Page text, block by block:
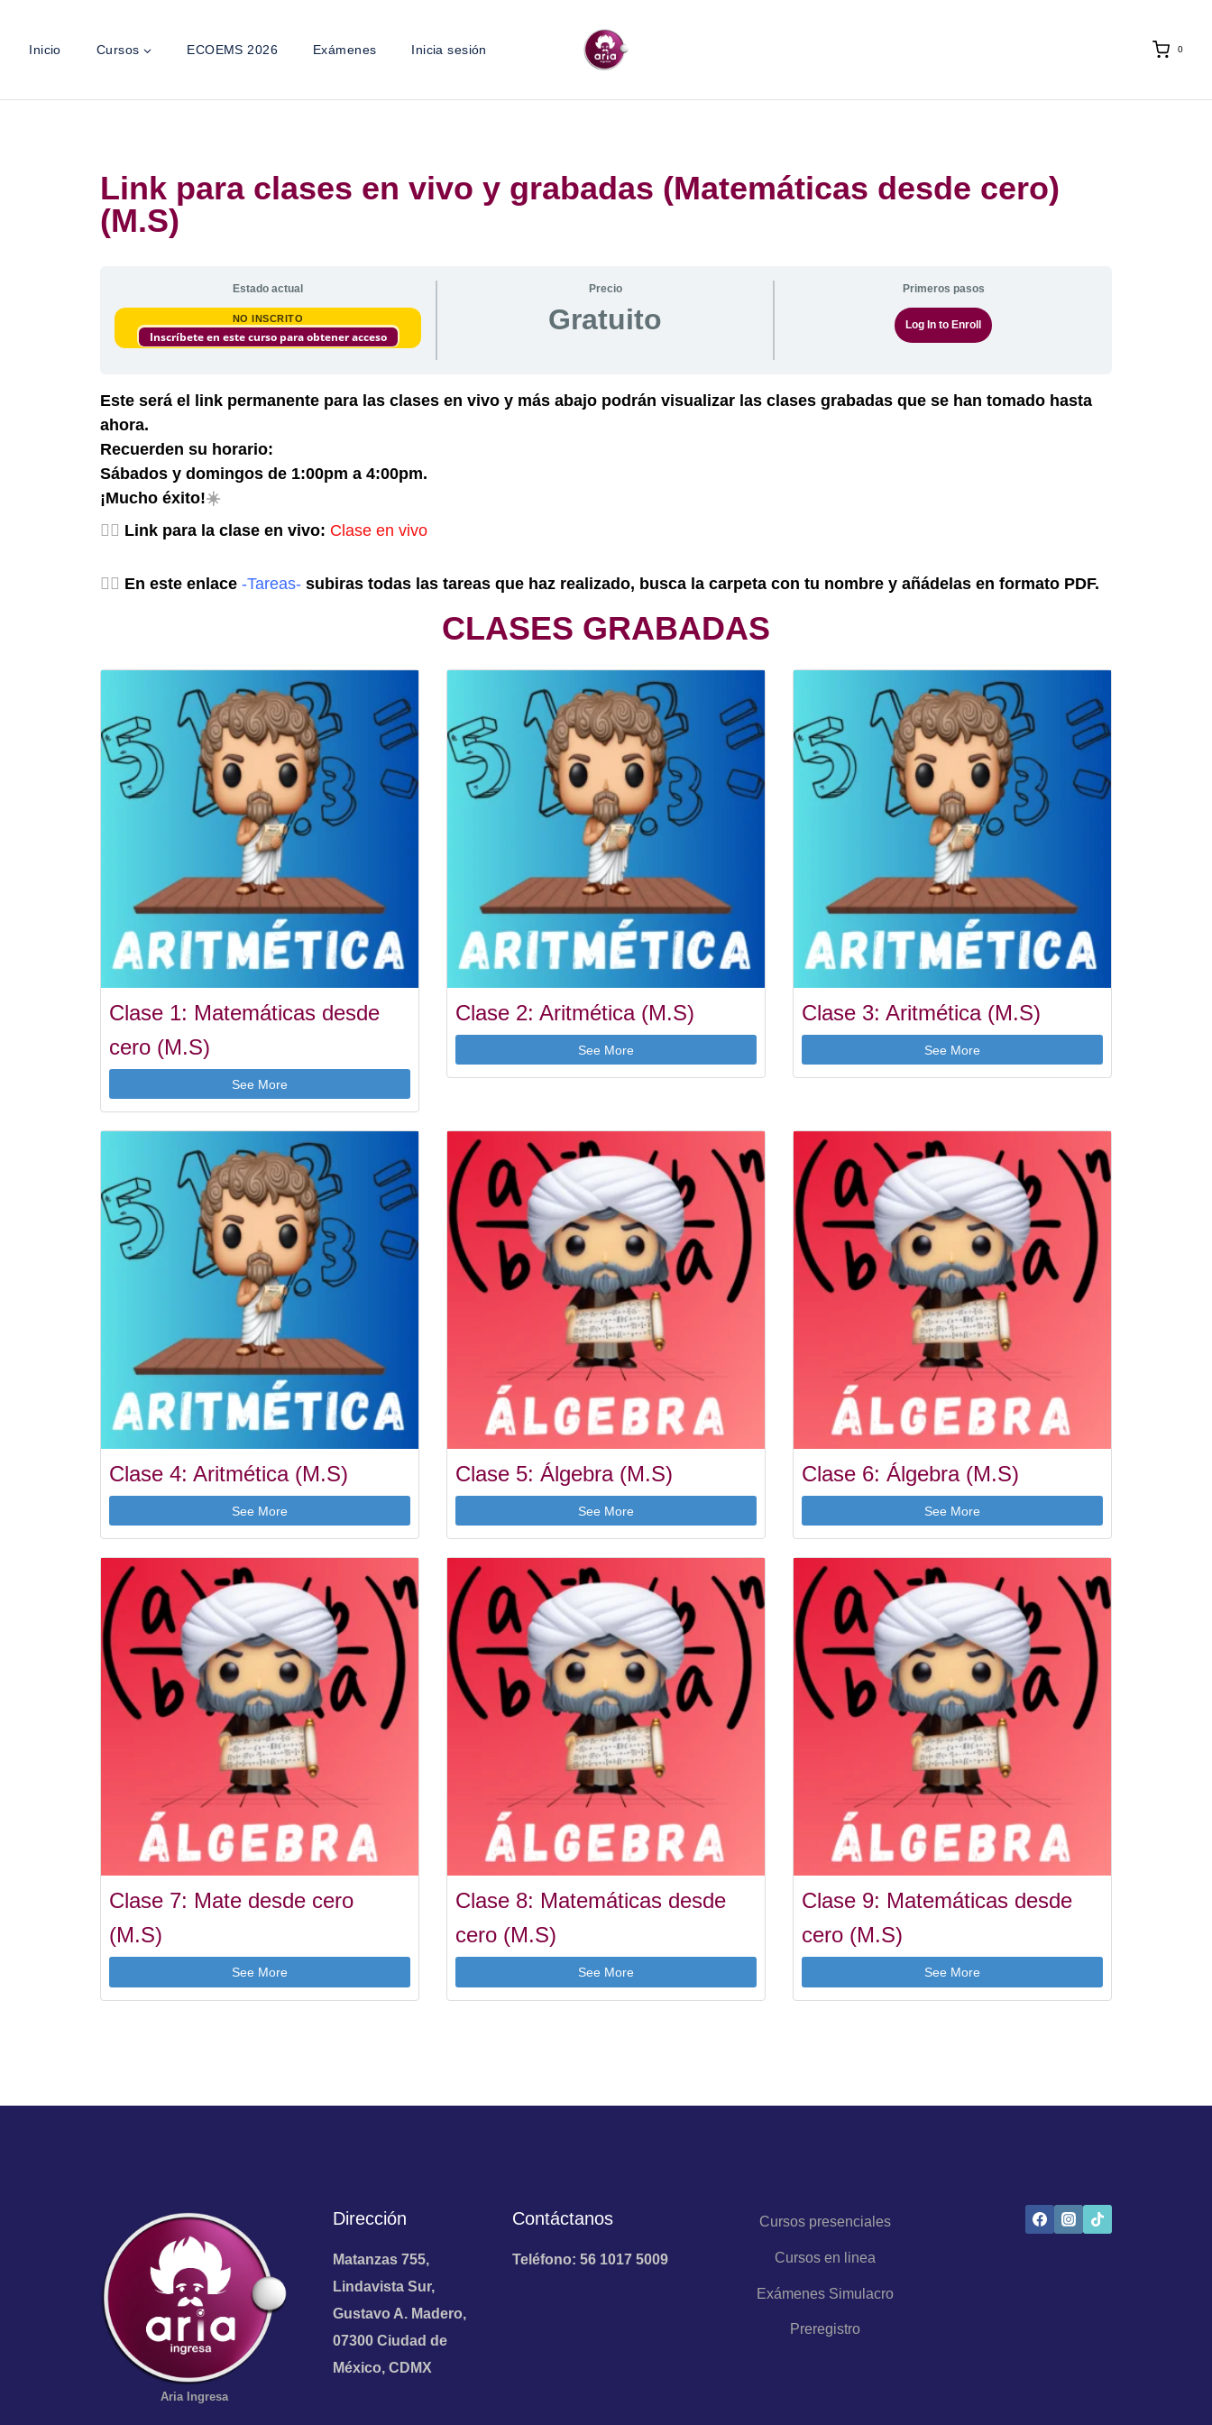
Inicio Cursos ECOEMS 2026 Exámenes Inicia sesión 0
Link para clases en vivo y grabadas (Matemáticas desde cero)
(M.S)
Estado actual
NO INSCRITO
Inscríbete en este curso para obtener acceso
Precio
Gratuito
Primeros pasos
Log In to Enroll
Este será el link permanente para las clases en vivo y más abajo podrán visualizar las clases grabadas que se han tomado hasta
ahora.
Recuerden su horario:
Sábados y domingos de 1:00pm a 4:00pm.
¡Mucho éxito!☀️
👉🏻 Link para la clase en vivo: Clase en vivo
👉🏻 En este enlace -Tareas- subiras todas las tareas que haz realizado, busca la carpeta con tu nombre y añádelas en formato PDF.
CLASES GRABADAS
Clase 1: Matemáticas desde
cero (M.S)
See More
Clase 2: Aritmética (M.S)
See More
Clase 3: Aritmética (M.S)
See More
Clase 4: Aritmética (M.S)
See More
Clase 5: Álgebra (M.S)
See More
Clase 6: Álgebra (M.S)
See More
Clase 7: Mate desde cero
(M.S)
See More
Clase 8: Matemáticas desde
cero (M.S)
See More
Clase 9: Matemáticas desde
cero (M.S)
See More
Aria Ingresa
Dirección
Matanzas 755,
Lindavista Sur,
Gustavo A. Madero,
07300 Ciudad de
México, CDMX
Contáctanos
Teléfono: 56 1017 5009
Cursos presenciales
Cursos en linea
Exámenes Simulacro
Preregistro